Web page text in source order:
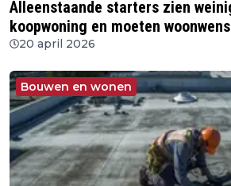
Alleenstaande starters zien
koopwoning en moeten
20 april 2026
Bouwen en wonen